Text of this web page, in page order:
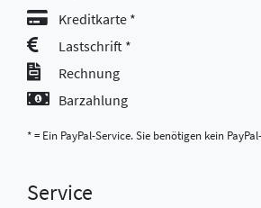
Kreditkarte *
Lastschrift *
Rechnung
Barzahlung
* = Ein PayPal-Service. Sie benötigen kein
Service